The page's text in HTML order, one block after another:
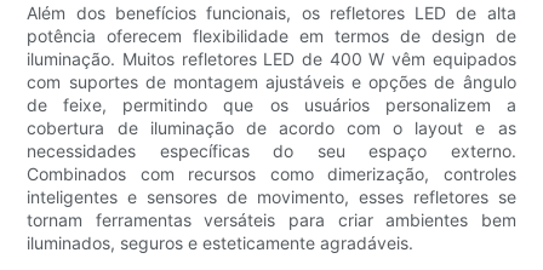
Além dos benefícios funcionais, os refletores LED de alta
potência oferecem flexibilidade em termos de design de
iluminação. Muitos refletores LED de 400 W vêm equipados
com suportes de montagem ajustáveis ​​e opções de ângulo
de feixe, permitindo que os usuários personalizem a
cobertura de iluminação de acordo com o layout e as
necessidades específicas do seu espaço externo.
Combinados com recursos como dimerização, controles
inteligentes e sensores de movimento, esses refletores se
tornam ferramentas versáteis para criar ambientes bem
iluminados, seguros e esteticamente agradáveis.